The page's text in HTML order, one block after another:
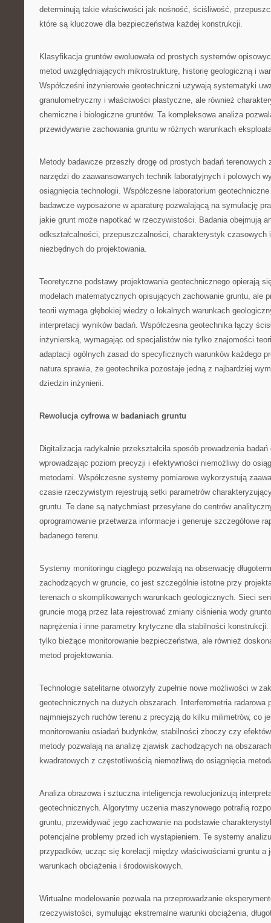
determinują takie właściwości jak nośność, ściśliwość,
które są kluczowe dla bezpieczeństwa każdej konstrukcji.
Klasyfikacja gruntów ewoluowała od prostych systemów
metod uwzględniających mikrostrukturę, historię geologiczną i
Współcześni inżynierowie geotechniczni używają systematyki
granulometryczny i właściwości plastyczne, ale również
chemiczne i biologiczne gruntów. Ta kompleksowa analiza
przewidywanie zachowania gruntu w różnych warunkach
Metody badawcze przeszły drogę od prostych badań
narzędzi do zaawansowanych technik laboratyjnych i polowych
osiągnięcia technologii. Współczesne laboratorium
badawcze wyposażone w aparaturę pozwalającą na symulację
jakie grunt może napotkać w rzeczywistości. Badania obejmują
odkształcalności, przepuszczalności, charakterystyk czasowych
niezbędnych do projektowania.
Teoretyczne podstawy projektowania geotechnicznego opierają
modelach matematycznych opisujących zachowanie gruntu, ale
teorii wymaga głębokiej wiedzy o lokalnych warunkach
interpretacji wyników badań. Współczesna geotechnika łączy
inżynierską, wymagając od specjalistów nie tylko znajomości
adaptacji ogólnych zasad do specyficznych warunków każdego
natura sprawia, że geotechnika pozostaje jedną z najbardziej
dziedzin inżynierii.
Rewolucja cyfrowa w badaniach gruntu
Digitalizacja radykalnie przekształciła sposób prowadzenia
wprowadzając poziom precyzji i efektywności niemożliwy do
metodami. Współczesne systemy pomiarowe wykorzystują
czasie rzeczywistym rejestrują setki parametrów
gruntu. Te dane są natychmiast przesyłane do centrów
oprogramowanie przetwarza informacje i generuje szczegółowe
badanego terenu.
Systemy monitoringu ciągłego pozwalają na obserwację
zachodzących w gruncie, co jest szczególnie istotne przy
terenach o skomplikowanych warunkach geologicznych. Sieci
gruncie mogą przez lata rejestrować zmiany ciśnienia wody
naprężenia i inne parametry krytyczne dla stabilności konstrukcji.
tylko bieżące monitorowanie bezpieczeństwa, ale również
metod projektowania.
Technologie satelitarne otworzyły zupełnie nowe możliwości w
geotechnicznych na dużych obszarach. Interferometria radarowa
najmniejszych ruchów terenu z precyzją do kilku milimetrów, co
monitorowaniu osiadań budynków, stabilności zboczy czy
metody pozwalają na analizę zjawisk zachodzących na
kwadratowych z częstotliwością niemożliwą do osiągnięcia
Analiza obrazowa i sztuczna inteligencja rewolucjonizują
geotechnicznych. Algorytmy uczenia maszynowego potrafią
gruntu, przewidywać jego zachowanie na podstawie
potencjalne problemy przed ich wystąpieniem. Te systemy
przypadków, ucząc się korelacji między właściwościami gruntu a
warunkach obciążenia i środowiskowych.
Wirtualne modelowanie pozwala na przeprowadzanie
rzeczywistości, symulując ekstremalne warunki obciążenia,